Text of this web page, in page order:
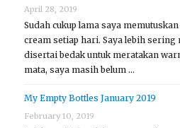
April 28, 2019
Sudah cukup lama saya
cream setiap hari. Saya lebih
disertai bedak untuk meratakan
mata, saya masih belum …
My Empty Bottles January 2019
February 10, 2019